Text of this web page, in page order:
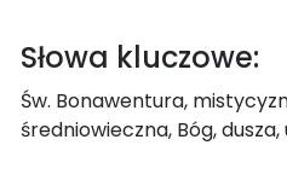
Słowa kluczowe:
Św. Bonawentura,
średniowieczna, Bóg, dusza,